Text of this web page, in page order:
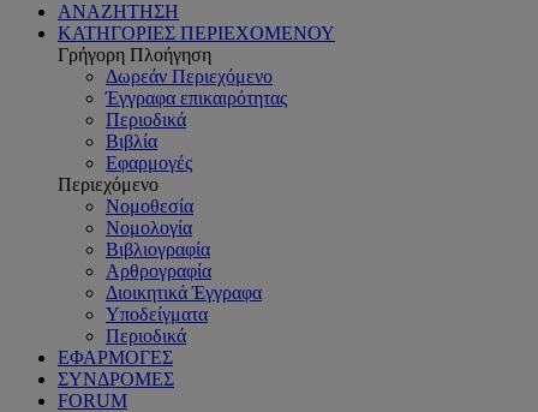
ΑΝΑΖΗΤΗΣΗ
ΚΑΤΗΓΟΡΙΕΣ ΠΕΡΙΕΧΟΜΕΝΟΥ
Γρήγορη Πλοήγηση
Δωρεάν Περιεχόμενο
Έγγραφα επικαιρότητας
Περιοδικά
Βιβλία
Εφαρμογές
Περιεχόμενο
Νομοθεσία
Νομολογία
Βιβλιογραφία
Αρθρογραφία
Διοικητικά Έγγραφα
Υποδείγματα
Περιοδικά
ΕΦΑΡΜΟΓΕΣ
ΣΥΝΔΡΟΜΕΣ
FORUM